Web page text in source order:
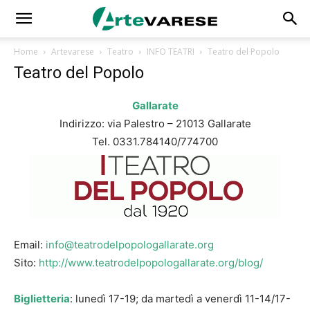
Home Artevarese Teatro INFO TEATRI Teatro del Popolo
Teatro del Popolo
Gallarate
Indirizzo: via Palestro – 21013 Gallarate
Tel. 0331.784140/774700
Email: info@teatrodelpopologallarate.org
Sito: http://www.teatrodelpopologallarate.org/blog/
Biglietteria: lunedì 17-19; da martedì a venerdì 11-14/17-